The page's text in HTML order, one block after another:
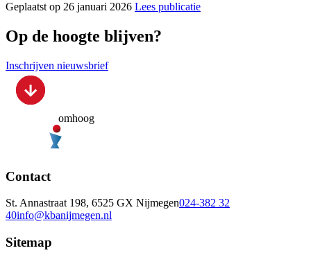
Geplaatst op 26 januari 2026 Lees publicatie
Op de hoogte blijven?
Inschrijven nieuwsbrief
omhoog
Contact
St. Annastraat 198, 6525 GX Nijmegen024-382 32
40info@kbanijmegen.nl
Sitemap